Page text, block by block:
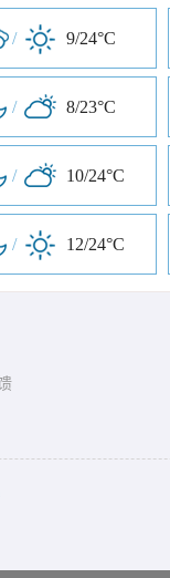
/ 9/24°C
/ 8/23°C
/ 10/24°C
/ 12/24°C